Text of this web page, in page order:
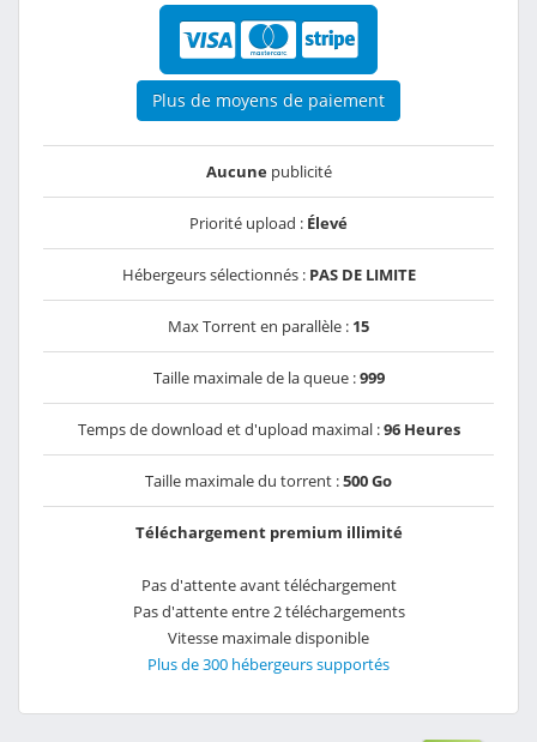
Plus de moyens de paiement
Aucunepublicité
Priorité upload : Élevé
Hébergeurs sélectionnés : PAS DE LIMITE
Max Torrent en parallèle : 15
Taille maximale de la queue :999
Temps de download et d'upload maximal :96 Heures
Taille maximale du torrent :500 Go
Téléchargement premium illimité
Pas d'attente avant téléchargement
Pas d'attente entre 2 téléchargements
Vitesse maximale disponible
Plus de 300 hébergeurs supportés